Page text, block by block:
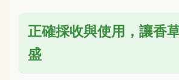
正確採收與使用，讓香
盛